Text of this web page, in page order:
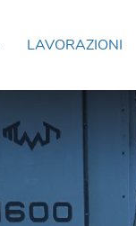
LAVORAZIONI